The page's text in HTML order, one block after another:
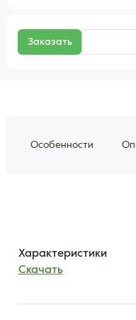
Заказать
Особенности
Характеристики
Скачать